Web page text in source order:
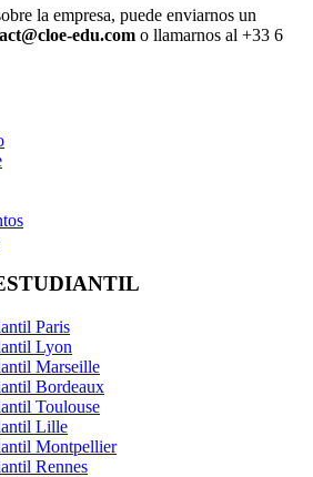
la empresa, puede enviarnos un
edu.com o llamarnos al +33 6
Paris
Lyon
Marseille
Bordeaux
Toulouse
Lille
Montpellier
Rennes